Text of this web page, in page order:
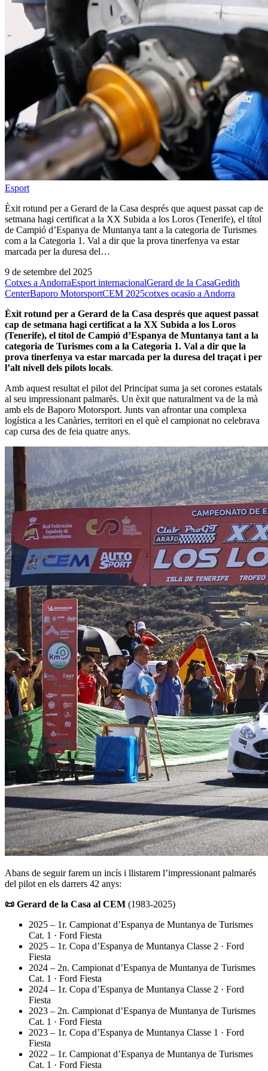
Esport
Èxit rotund per a Gerard de la Casa després que aquest passat cap de
setmana hagi certificat a la XX Subida a los Loros (Tenerife), el títol
de Campió d’Espanya de Muntanya tant a la categoria de Turismes
com a la Categoria 1. Val a dir que la prova tinerfenya va estar
marcada per la duresa del…
9 de setembre del 2025
Cotxes a AndorraEsport internacionalGerard de la CasaGedith
CenterBaporo MotorsportCEM 2025cotxes ocasio a Andorra
Èxit rotund per a Gerard de la Casa després que aquest passat
cap de setmana hagi certificat a la XX Subida a los Loros
(Tenerife), el títol de Campió d’Espanya de Muntanya tant a la
categoria de Turismes com a la Categoria 1. Val a dir que la
prova tinerfenya va estar marcada per la duresa del traçat i per
l’alt nivell dels pilots locals.
Amb aquest resultat el pilot del Principat suma ja set corones estatals
al seu impressionant palmarès. Un èxit que naturalment va de la mà
amb els de Baporo Motorsport. Junts van afrontar una complexa
logística a les Canàries, territori en el què el campionat no celebrava
cap cursa des de feia quatre anys.
Abans de seguir farem un incís i llistarem l’impressionant palmarés
del pilot en els darrers 42 anys:
📜 Gerard de la Casa al CEM (1983-2025)
2025 – 1r. Campionat d’Espanya de Muntanya de Turismes
Cat. 1 · Ford Fiesta
2025 – 1r. Copa d’Espanya de Muntanya Classe 2 · Ford
Fiesta
2024 – 2n. Campionat d’Espanya de Muntanya de Turismes
Cat. 1 · Ford Fiesta
2024 – 1r. Copa d’Espanya de Muntanya Classe 2 · Ford
Fiesta
2023 – 2n. Campionat d’Espanya de Muntanya de Turismes
Cat. 1 · Ford Fiesta
2023 – 1r. Copa d’Espanya de Muntanya Classe 1 · Ford
Fiesta
2022 – 1r. Campionat d’Espanya de Muntanya de Turismes
Cat. 1 · Ford Fiesta